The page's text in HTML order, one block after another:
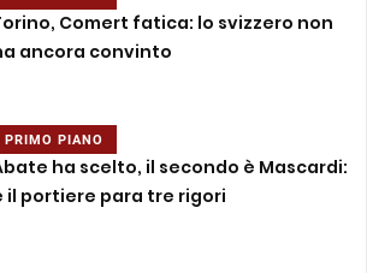
Comert fatica: lo svizzero non
ancora convinto
PRIMO PIANO
ha scelto, il secondo è Mascardi:
il portiere para tre rigori